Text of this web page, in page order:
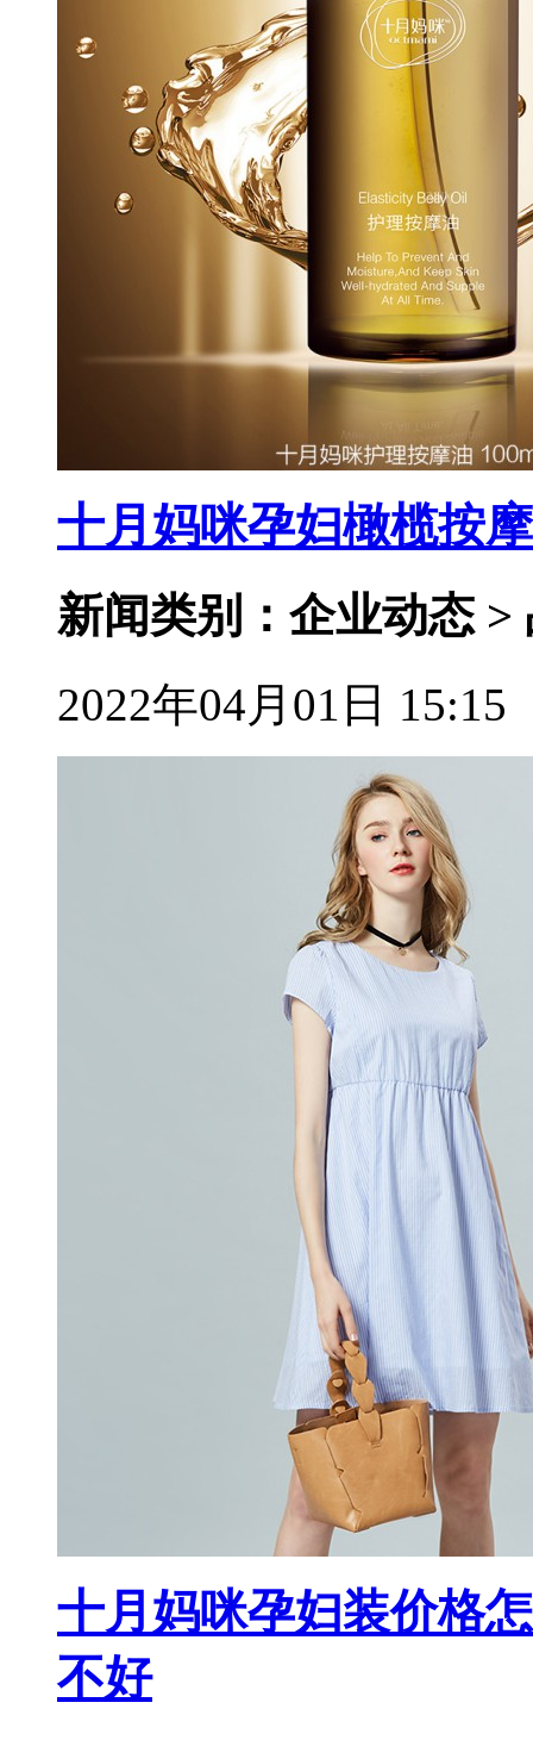
十月妈咪孕妇橄榄按
新闻类别：企业动态 >
2022年04月01日 15:15
十月妈咪孕妇装价格
不好